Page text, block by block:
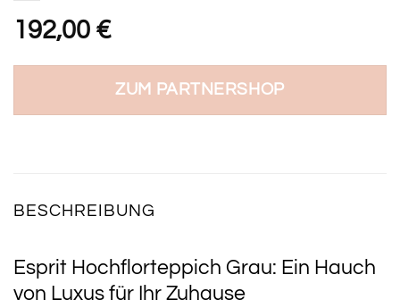
192,00 €
ZUM PARTNERSHOP
BESCHREIBUNG
Esprit Hochflorteppich Grau: Ein Hauch
von Luxus für Ihr Zuhause